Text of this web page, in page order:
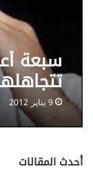
سبعة
9 يناير 2012
أحدث المقالات